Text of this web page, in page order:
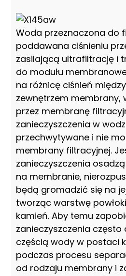
Woda przeznaczona do
poddawana ciśnieniu
zasilającą ultrafiltrację i
do modułu
na różnicę ciśnień
zewnętrzem membrany,
przez membranę
zanieczyszczenia w
przechwytywane i nie
membrany filtracyjnej.
zanieczyszczenia
na membranie,
będą gromadzić się na
tworząc warstwę
kamień. Aby temu
zanieczyszczenia często
częścią wody w postaci
podczas procesu
od rodzaju membrany i